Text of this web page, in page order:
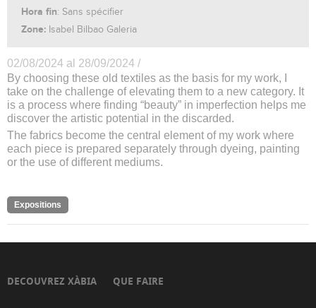
Hora fin: Sans spécifier
Zone: Isabel Bilbao Galeria
02/08/2024 al 28/09/2024 /
By choosing these old textiles as the basis for my work, I
take on the challenge of elevating them to a new category. It
is a process where finding “beauty” in imperfection helps me
discover the artistic potential in the discarded.
The fabrics become the central element of my work where
each piece is prepared separately through dyeing, painting
or the use of different mediums.
Expositions
DECOUVREZ XÀBIA QUE FAIRE